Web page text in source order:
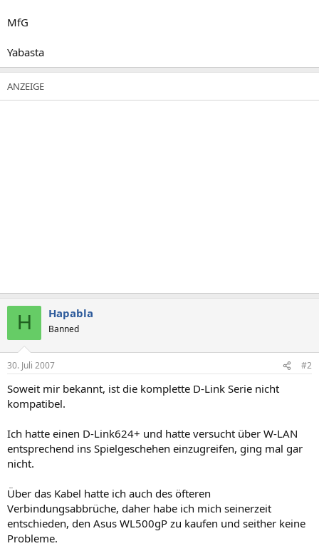
MfG
Yabasta
H Hapabla
Banned
30. Juli 2007 #2
Soweit mir bekannt, ist die komplette D-Link Serie nicht
kompatibel.
Ich hatte einen D-Link624+ und hatte versucht über W-LAN
entsprechend ins Spielgeschehen einzugreifen, ging mal gar
nicht.
Über das Kabel hatte ich auch des öfteren
Verbindungsabbrüche, daher habe ich mich seinerzeit
entschieden, den Asus WL500gP zu kaufen und seither keine
Probleme.